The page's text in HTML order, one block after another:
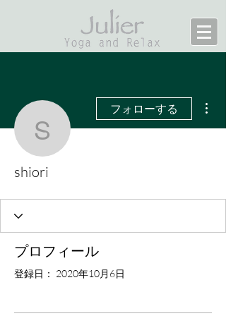
shiori
フォローする
shiori
プロフィール
登録日： 2020年10月6日